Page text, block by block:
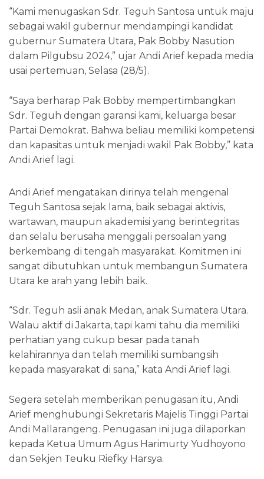
“Kami menugaskan Sdr. Teguh Santosa untuk maju
sebagai wakil gubernur mendampingi kandidat
gubernur Sumatera Utara, Pak Bobby Nasution
dalam Pilgubsu 2024,” ujar Andi Arief kepada media
usai pertemuan, Selasa (28/5).
“Saya berharap Pak Bobby mempertimbangkan
Sdr. Teguh dengan garansi kami, keluarga besar
Partai Demokrat. Bahwa beliau memiliki kompetensi
dan kapasitas untuk menjadi wakil Pak Bobby,” kata
Andi Arief lagi.
Andi Arief mengatakan dirinya telah mengenal
Teguh Santosa sejak lama, baik sebagai aktivis,
wartawan, maupun akademisi yang berintegritas
dan selalu berusaha menggali persoalan yang
berkembang di tengah masyarakat. Komitmen ini
sangat dibutuhkan untuk membangun Sumatera
Utara ke arah yang lebih baik.
“Sdr. Teguh asli anak Medan, anak Sumatera Utara.
Walau aktif di Jakarta, tapi kami tahu dia memiliki
perhatian yang cukup besar pada tanah
kelahirannya dan telah memiliki sumbangsih
kepada masyarakat di sana,” kata Andi Arief lagi.
Segera setelah memberikan penugasan itu, Andi
Arief menghubungi Sekretaris Majelis Tinggi Partai
Andi Mallarangeng. Penugasan ini juga dilaporkan
kepada Ketua Umum Agus Harimurty Yudhoyono
dan Sekjen Teuku Riefky Harsya.